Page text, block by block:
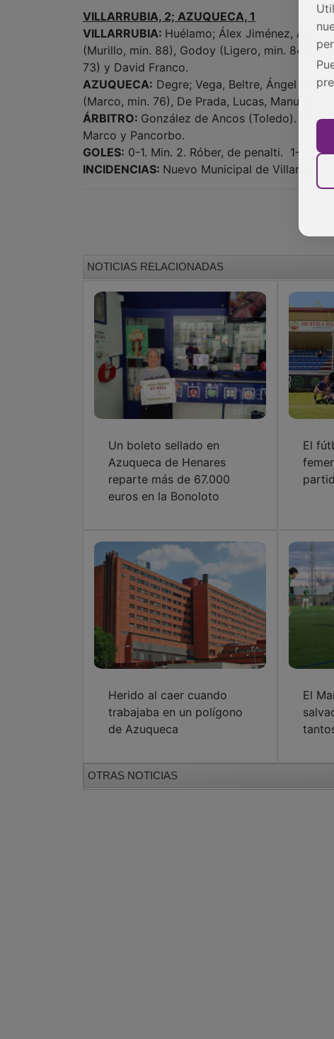
VILLARRUBIA, 2; AZUQUECA, 1
VILLARRUBIA: Huélamo; Álex Jiménez, Álex
(Murillo, min. 88), Godoy (Ligero, min. 84),
73) y David Franco.
AZUQUECA: Degre; Vega, Beltre, Ángel
(Marco, min. 76), De Prada, Lucas, Manu
ÁRBITRO: González de Ancos (Toledo).
Marco y Pancorbo.
GOLES: 0-1. Min. 2. Róber, de penalti. 1-1.
INCIDENCIAS: Nuevo Municipal de
NOTICIAS RELACIONADAS
Un boleto sellado en
Azuqueca de Henares
reparte más de 67.000
euros en la Bonoloto
El
Herido al caer cuando
trabajaba en un polígono
de Azuqueca
El
OTRAS NOTICIAS